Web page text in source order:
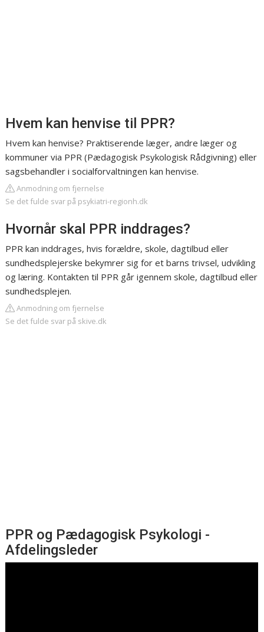
Hvem kan henvise til PPR?
Hvem kan​ henvise? Praktiserende læger, andre læger og
kommuner via PPR (Pædagogisk Psykologisk Rådgivning) eller
sagsbehandler i socialforvaltningen kan henvise.
Anmodning om fjernelse
Se det fulde svar på psykiatri-regionh.dk
Hvornår skal PPR inddrages?
PPR kan inddrages, hvis forældre, skole, dagtilbud eller
sundhedsplejerske bekymrer sig for et barns trivsel, udvikling
og læring. Kontakten til PPR går igennem skole, dagtilbud eller
sundhedsplejen.
Anmodning om fjernelse
Se det fulde svar på skive.dk
PPR og Pædagogisk Psykologi -
Afdelingsleder